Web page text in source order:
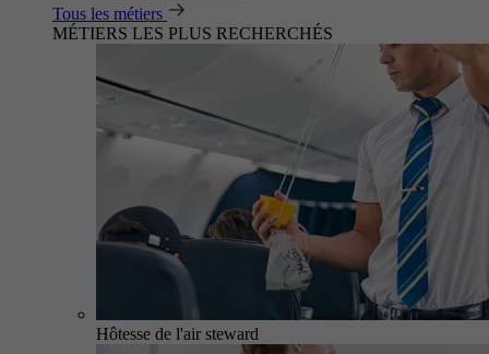
Tous les métiers
MÉTIERS LES PLUS RECHERCHÉS
Hôtesse de l'air steward